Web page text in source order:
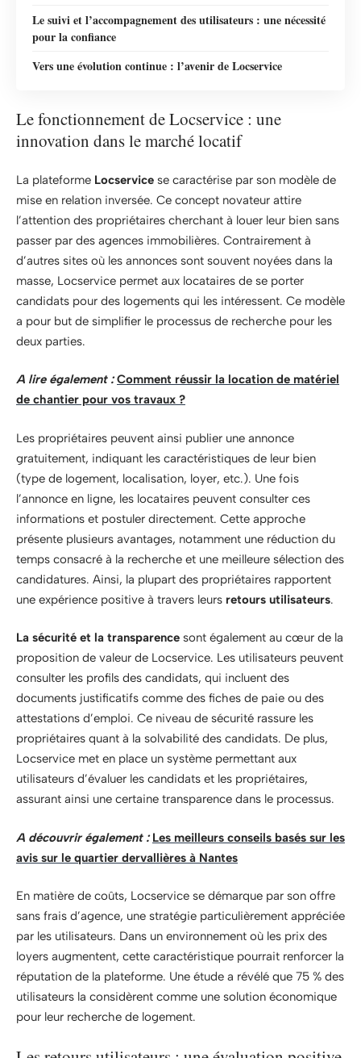
Le suivi et l’accompagnement des utilisateurs : une nécessité
pour la confiance
Vers une évolution continue : l’avenir de Locservice
Le fonctionnement de Locservice : une
innovation dans le marché locatif
La plateforme Locservice se caractérise par son modèle de
mise en relation inversée. Ce concept novateur attire
l’attention des propriétaires cherchant à louer leur bien sans
passer par des agences immobilières. Contrairement à
d’autres sites où les annonces sont souvent noyées dans la
masse, Locservice permet aux locataires de se porter
candidats pour des logements qui les intéressent. Ce modèle
a pour but de simplifier le processus de recherche pour les
deux parties.
A lire également : Comment réussir la location de matériel
de chantier pour vos travaux ?
Les propriétaires peuvent ainsi publier une annonce
gratuitement, indiquant les caractéristiques de leur bien
(type de logement, localisation, loyer, etc.). Une fois
l’annonce en ligne, les locataires peuvent consulter ces
informations et postuler directement. Cette approche
présente plusieurs avantages, notamment une réduction du
temps consacré à la recherche et une meilleure sélection des
candidatures. Ainsi, la plupart des propriétaires rapportent
une expérience positive à travers leurs retours utilisateurs.
La sécurité et la transparence sont également au cœur de la
proposition de valeur de Locservice. Les utilisateurs peuvent
consulter les profils des candidats, qui incluent des
documents justificatifs comme des fiches de paie ou des
attestations d’emploi. Ce niveau de sécurité rassure les
propriétaires quant à la solvabilité des candidats. De plus,
Locservice met en place un système permettant aux
utilisateurs d’évaluer les candidats et les propriétaires,
assurant ainsi une certaine transparence dans le processus.
A découvrir également : Les meilleurs conseils basés sur les
avis sur le quartier dervallières à Nantes
En matière de coûts, Locservice se démarque par son offre
sans frais d’agence, une stratégie particulièrement appréciée
par les utilisateurs. Dans un environnement où les prix des
loyers augmentent, cette caractéristique pourrait renforcer la
réputation de la plateforme. Une étude a révélé que 75 % des
utilisateurs la considèrent comme une solution économique
pour leur recherche de logement.